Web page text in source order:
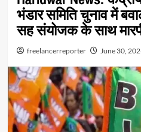
भंडार समिति चुनाव में
सह संयोजक के साथ
freelancerreporter June 30,